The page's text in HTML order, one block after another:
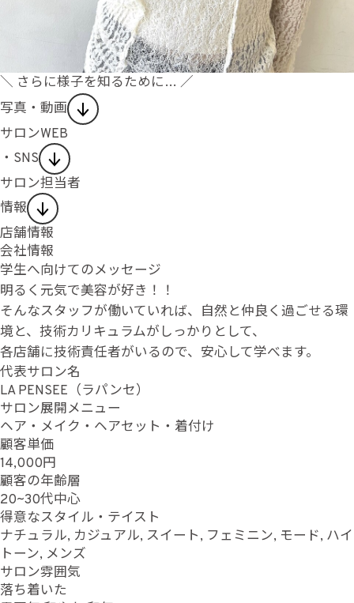
＼ さらに様子を知るために… ／
写真・動画
サロンWEB
・SNS
サロン担当者
情報
店舗情報
会社情報
学生へ向けてのメッセージ
明るく元気で美容が好き！！
そんなスタッフが働いていれば、自然と仲良く過ごせる環
境と、技術カリキュラムがしっかりとして、
各店舗に技術責任者がいるので、安心して学べます。
代表サロン名
LA PENSEE（ラパンセ）
サロン展開メニュー
ヘア・メイク・ヘアセット・着付け
顧客単価
14,000円
顧客の年齢層
20~30代中心
得意なスタイル・テイスト
ナチュラル, カジュアル, スイート, フェミニン, モード, ハイ
トーン, メンズ
サロン雰囲気
落ち着いた